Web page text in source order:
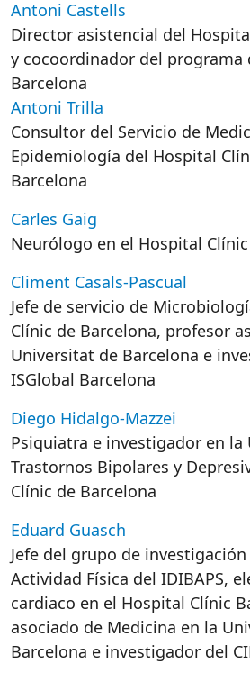
Antoni Castells
Director asistencial del
y cocoordinador del programa
Barcelona
Antoni Trilla
Consultor del Servicio de
Epidemiología del Hospital
Barcelona
Carles Gaig
Neurólogo en el Hospital
Climent Casals-Pascual
Jefe de servicio de
Clínic de Barcelona, profesor
Universitat de Barcelona e
ISGlobal Barcelona
Diego Hidalgo-Mazzei
Psiquiatra e investigador en la
Trastornos Bipolares y
Clínic de Barcelona
Eduard Guasch
Jefe del grupo de
Actividad Física del IDIBAPS,
cardiaco en el Hospital Clínic
asociado de Medicina en la
Barcelona e investigador del